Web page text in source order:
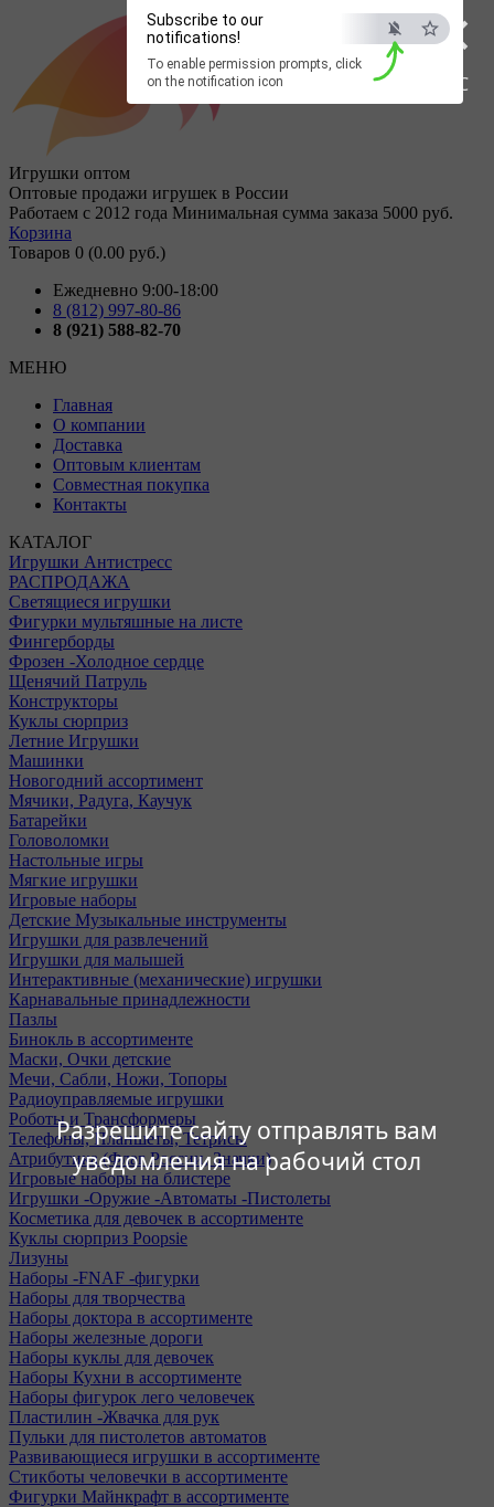
×
ESC
Разрешите сайту отправлять вам
уведомления на рабочий стол
Subscribe to our
notifications!
To enable permission prompts, click
on the notification icon
Игрушки оптом
Оптовые продажи игрушек в России
Работаем с 2012 года Минимальная сумма заказа 5000 руб.
Корзина
Товаров 0 (0.00 руб.)
Ежедневно 9:00-18:00
8 (812) 997-80-86
8 (921) 588-82-70
МЕНЮ
Главная
О компании
Доставка
Оптовым клиентам
Совместная покупка
Контакты
КАТАЛОГ
Игрушки Антистресс
РАСПРОДАЖА
Светящиеся игрушки
Фигурки мультяшные на листе
Фингерборды
Фрозен -Холодное сердце
Щенячий Патруль
Конструкторы
Куклы сюрприз
Летние Игрушки
Машинки
Новогодний ассортимент
Мячики, Радуга, Каучук
Батарейки
Головоломки
Настольные игры
Мягкие игрушки
Игровые наборы
Детские Музыкальные инструменты
Игрушки для развлечений
Игрушки для малышей
Интерактивные (механические) игрушки
Карнавальные принадлежности
Пазлы
Бинокль в ассортименте
Маски, Очки детские
Мечи, Сабли, Ножи, Топоры
Радиоуправляемые игрушки
Роботы и Трансформеры
Телефоны, Планшеты, Тетрисы
Атрибутика (Флаг России, Значки)
Игровые наборы на блистере
Игрушки -Оружие -Автоматы -Пистолеты
Косметика для девочек в ассортименте
Куклы сюрприз Poopsie
Лизуны
Наборы -FNAF -фигурки
Наборы для творчества
Наборы доктора в ассортименте
Наборы железные дороги
Наборы куклы для девочек
Наборы Кухни в ассортименте
Наборы фигурок лего человечек
Пластилин -Жвачка для рук
Пульки для пистолетов автоматов
Развивающиеся игрушки в ассортименте
Стикботы человечки в ассортименте
Фигурки Майнкрафт в ассортименте